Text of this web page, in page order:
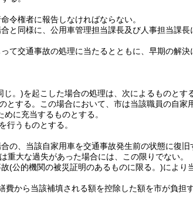
令権者に報告しなければならない。
と同様に、公用車管理担当課長及び人事担当課長
て交通事故の処理に当たるとともに、早期の解決
じ。)を起こした場合の処理は、次によるものとする
とする。
この場合において、市は当該職員の自家
に充当するものとする。
うものとする。
の、当該自家用車を交通事故発生前の状態に復
重大な過失があった場合には、この限りでない。
(公的機関の被災証明のあるものに限る。)により
から当該補填される額を控除した額を市が負担す